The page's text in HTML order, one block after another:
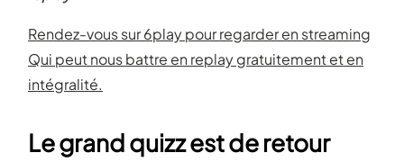
Rendez-vous sur 6play pour regarder en streaming
Qui peut nous battre en replay gratuitement et en
intégralité.
Le grand quizz est de retour